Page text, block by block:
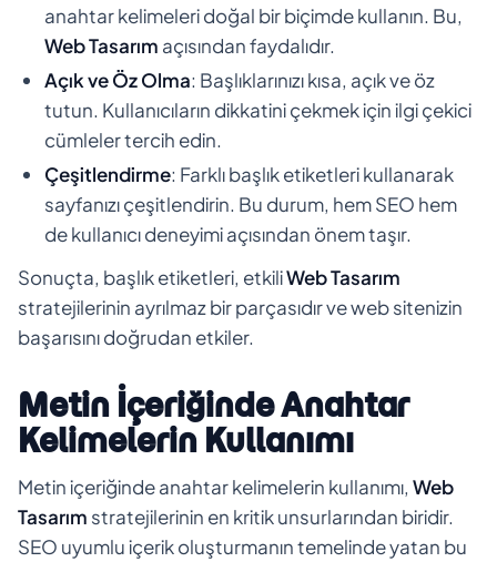
anahtar kelimeleri doğal bir biçimde kullanın. Bu,
Web Tasarım açısından faydalıdır.
Açık ve Öz Olma: Başlıklarınızı kısa, açık ve öz
tutun. Kullanıcıların dikkatini çekmek için ilgi çekici
cümleler tercih edin.
Çeşitlendirme: Farklı başlık etiketleri kullanarak
sayfanızı çeşitlendirin. Bu durum, hem SEO hem
de kullanıcı deneyimi açısından önem taşır.
Sonuçta, başlık etiketleri, etkiliWeb Tasarım
stratejilerinin ayrılmaz bir parçasıdır ve web sitenizin
başarısını doğrudan etkiler.
Metin İçeriğinde Anahtar
Kelimelerin Kullanımı
Metin içeriğinde anahtar kelimelerin kullanımı, Web
Tasarım stratejilerinin en kritik unsurlarından biridir.
SEO uyumlu içerik oluşturmanın temelinde yatan bu